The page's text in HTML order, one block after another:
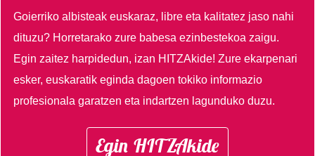
Goierriko albisteak euskaraz, libre eta kalitatez jaso nahi
dituzu? Horretarako zure babesa ezinbestekoa zaigu.
Egin zaitez harpidedun, izan HITZAkide!Zure ekarpenari
esker, euskaratik eginda dagoen tokiko informazio
profesionala garatzen eta indartzen lagunduko duzu.
Egin HITZAkide